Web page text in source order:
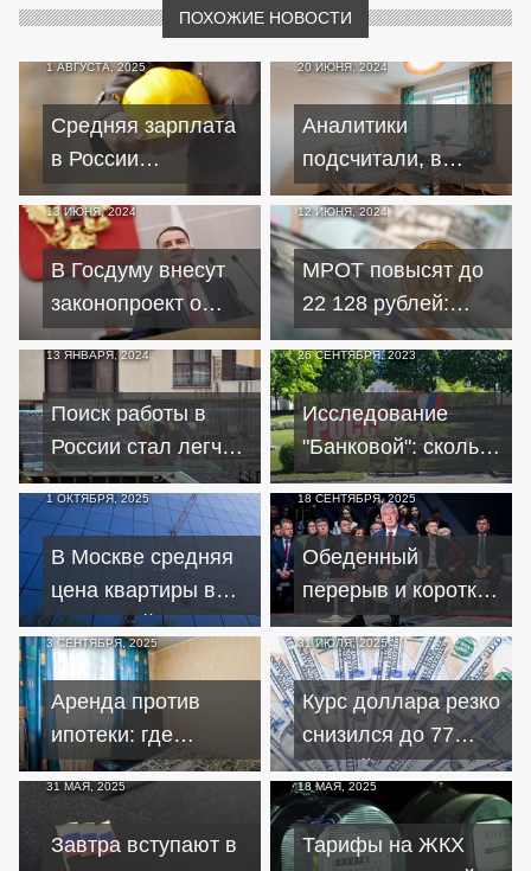
ПОХОЖИЕ НОВОСТИ
1 АВГУСТА, 2025
Средняя зарплата
в России
приблизилась к 100
тысячам рублей —
данные Росстата
20 ИЮНЯ, 2024
Аналитики
подсчитали, в
каком регионе РФ
быстрее всего
накопить на
квартиру
13 ИЮНЯ, 2024
В Госдуму внесут
законопроект о
размере зарплаты
после вычета
налогов
12 ИЮНЯ, 2024
МРОТ повысят до
22 128 рублей:
влияние на
зарплаты и
пособия
13 ЯНВАРЯ, 2024
Поиск работы в
России стал легче,
но не для пожилых
людей
26 СЕНТЯБРЯ, 2023
Исследование
"Банковой": сколько
зарабатывают в
новых регионах
России
1 ОКТЯБРЯ, 2025
В Москве средняя
цена квартиры в
новостройке
превысила 23
миллиона рублей
18 СЕНТЯБРЯ, 2025
Обеденный
перерыв и короткая
неделя: о чем
говорили на
московском
экономическом
форуме
3 СЕНТЯБРЯ, 2025
Аренда против
ипотеки: где
дешевле жить
сегодня
31 ИЮЛЯ, 2025
Курс доллара резко
снизился до 77
рублей — евро
остается
стабильным
31 МАЯ, 2025
Завтра вступают в
18 МАЯ, 2025
Тарифы на ЖКХ